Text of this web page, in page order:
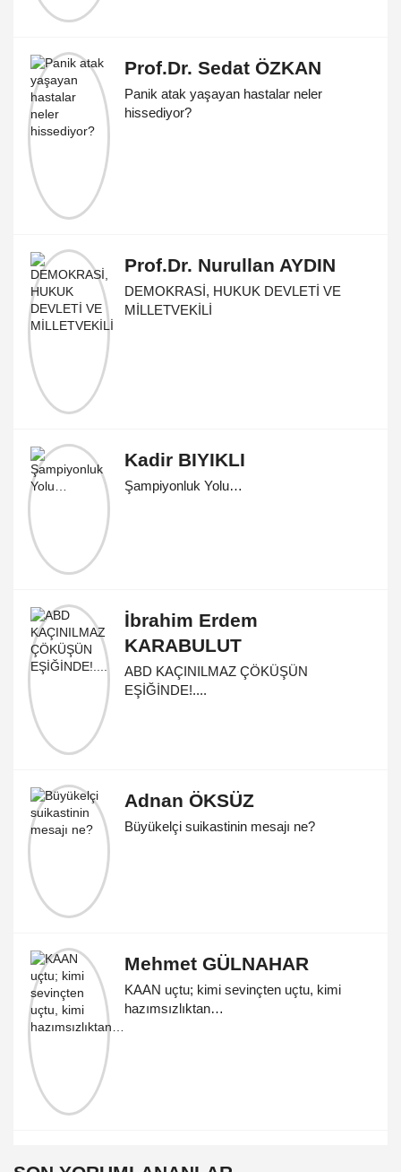
Prof.Dr. Sedat ÖZKAN
Panik atak yaşayan hastalar neler
hissediyor?
Prof.Dr. Nurullan AYDIN
DEMOKRASİ, HUKUK DEVLETİ VE
MİLLETVEKİLİ
Kadir BIYIKLI
Şampiyonluk Yolu…
İbrahim Erdem
KARABULUT
ABD KAÇINILMAZ ÇÖKÜŞÜN
EŞİĞİNDE!....
Adnan ÖKSÜZ
Büyükelçi suikastinin mesajı ne?
Mehmet GÜLNAHAR
KAAN uçtu; kimi sevinçten uçtu, kimi
hazımsızlıktan…